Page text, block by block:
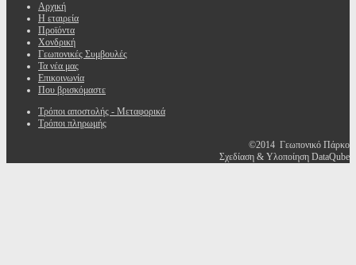
Αρχική
Η εταιρεία
Προϊόντα
Χονδρική
Γεωπονικές Συμβουλές
Τα νέα μας
Επικοινωνία
Που βρισκόμαστε
Τρόποι αποστολής - Μεταφορικά
Τρόποι πληρωμής
©2014 Γεωπονικό Πάρκο
Σχεδίαση & Υλοποίηση DataQube